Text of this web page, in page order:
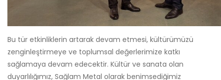
Bu tür etkinliklerin artarak devam etmesi, kültürümüzü
zenginleştirmeye ve toplumsal değerlerimize katkı
sağlamaya devam edecektir. Kültür ve sanata olan
duyarlılığımız, Sağlam Metal olarak benimsediğimiz